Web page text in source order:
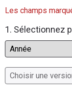
Flottes
Auto
Les champs
1. Sélectionnez